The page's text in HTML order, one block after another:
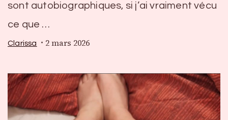
sont autobiographiques, si j’ai vraiment vécu
ce que …
Clarissa 2 mars 2026